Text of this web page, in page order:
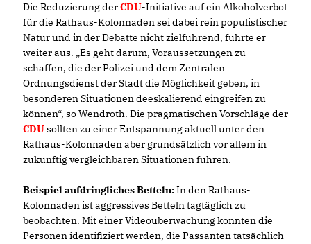
Die Reduzierung derCDU-Initiative auf ein Alkoholverbot
für die Rathaus-Kolonnaden sei dabei rein populistischer
Natur und in der Debatte nicht zielführend, führte er
weiter aus. „Es geht darum, Voraussetzungen zu
schaffen, die der Polizei und dem Zentralen
Ordnungsdienst der Stadt die Möglichkeit geben, in
besonderen Situationen deeskalierend eingreifen zu
können“, so Wendroth. Die pragmatischen Vorschläge der
CDUsollten zu einer Entspannung aktuell unter den
Rathaus-Kolonnaden aber grundsätzlich vor allem in
zukünftig vergleichbaren Situationen führen.
Beispiel aufdringliches Betteln:In den Rathaus-
Kolonnaden ist aggressives Betteln tagtäglich zu
beobachten. Mit einer Videoüberwachung könnten die
Personen identifiziert werden, die Passanten tatsächlich